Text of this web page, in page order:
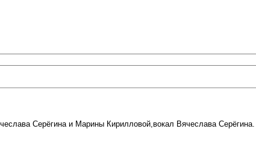
Серёгина и Марины Кирилловой,вокал Вячеслава Серёгина.